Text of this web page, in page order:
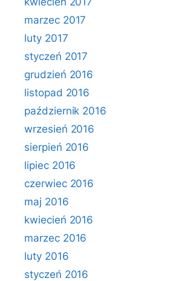
marzec 2017
luty 2017
styczeń 2017
grudzień 2016
listopad 2016
październik 2016
wrzesień 2016
sierpień 2016
lipiec 2016
czerwiec 2016
maj 2016
kwiecień 2016
marzec 2016
luty 2016
styczeń 2016